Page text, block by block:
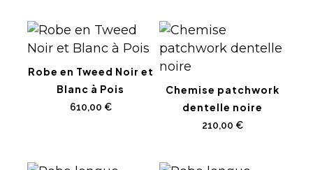
Robe en Tweed Noir et
Blanc à Pois
610,00 €
Chemise patchwork
dentelle noire
210,00 €